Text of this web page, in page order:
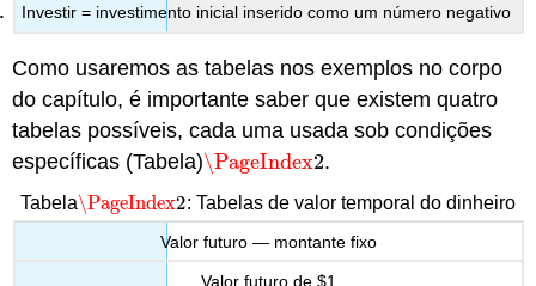
Investir = investimento inicial inserido como um número negativo
Como usaremos as tabelas nos exemplos no corpo
do capítulo, é importante saber que existem quatro
tabelas possíveis, cada uma usada sob condições
específicas (Tabela)\PageIndex2
\PageIndex2.
Tabela\PageIndex2
\PageIndex2: Tabelas de valor temporal do dinheiro
Valor futuro — montante fixo
Valor futuro de $1